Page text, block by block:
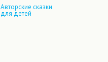
Авторские сказки
для детей